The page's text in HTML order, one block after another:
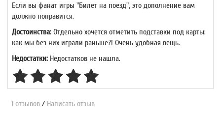
Если вы фанат игры "Билет на поезд", это дополнение вам
должно понравится.
Достоинства: Отдельно хочется отметить подставки под карты:
как мы без них играли раньше?! Очень удобная вещь.
Недостатки: Недостатков не нашла.
1 отзывов / Написать отзыв